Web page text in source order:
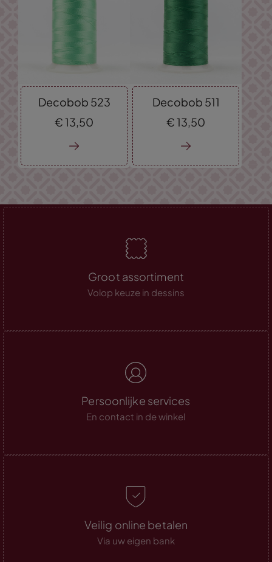
Decobob 523
€13, 50
Decobob 511
€13, 50
Groot assortiment
Volop keuze in dessins
Persoonlijke services
En contact in de winkel
Veilig online betalen
Via uw eigen bank